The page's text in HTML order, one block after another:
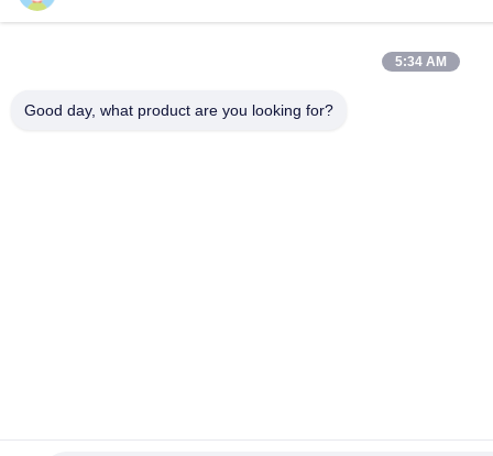
5:34 AM
Good day, what product are you looking for?